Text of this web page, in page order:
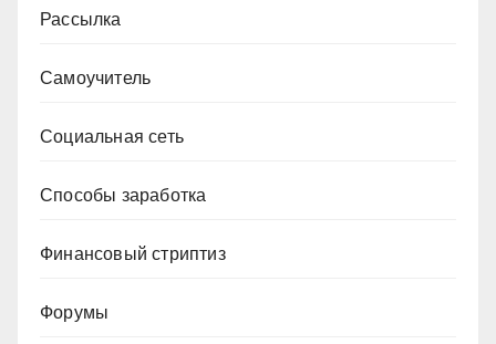
Рассылка
Самоучитель
Социальная сеть
Способы заработка
Финансовый стриптиз
Форумы